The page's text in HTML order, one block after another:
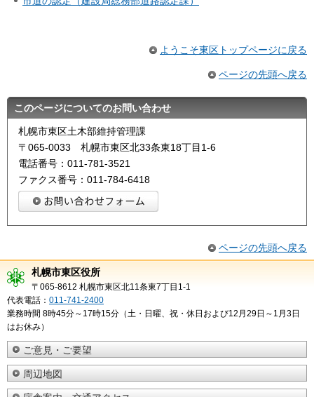
ようこそ東区トップページに戻る
ページの先頭へ戻る
このページについてのお問い合わせ
札幌市東区土木部維持管理課
〒065-0033 札幌市東区北33条東18丁目1-6
電話番号：011-781-3521
ファクス番号：011-784-6418
ページの先頭へ戻る
札幌市東区役所
〒065-8612 札幌市東区北11条東7丁目1-1
代表電話： 011-741-2400
業務時間 8時45分～17時15分（土・日曜、祝・休日および12月29日～1月3日
はお休み）
ご意見・ご要望
周辺地図